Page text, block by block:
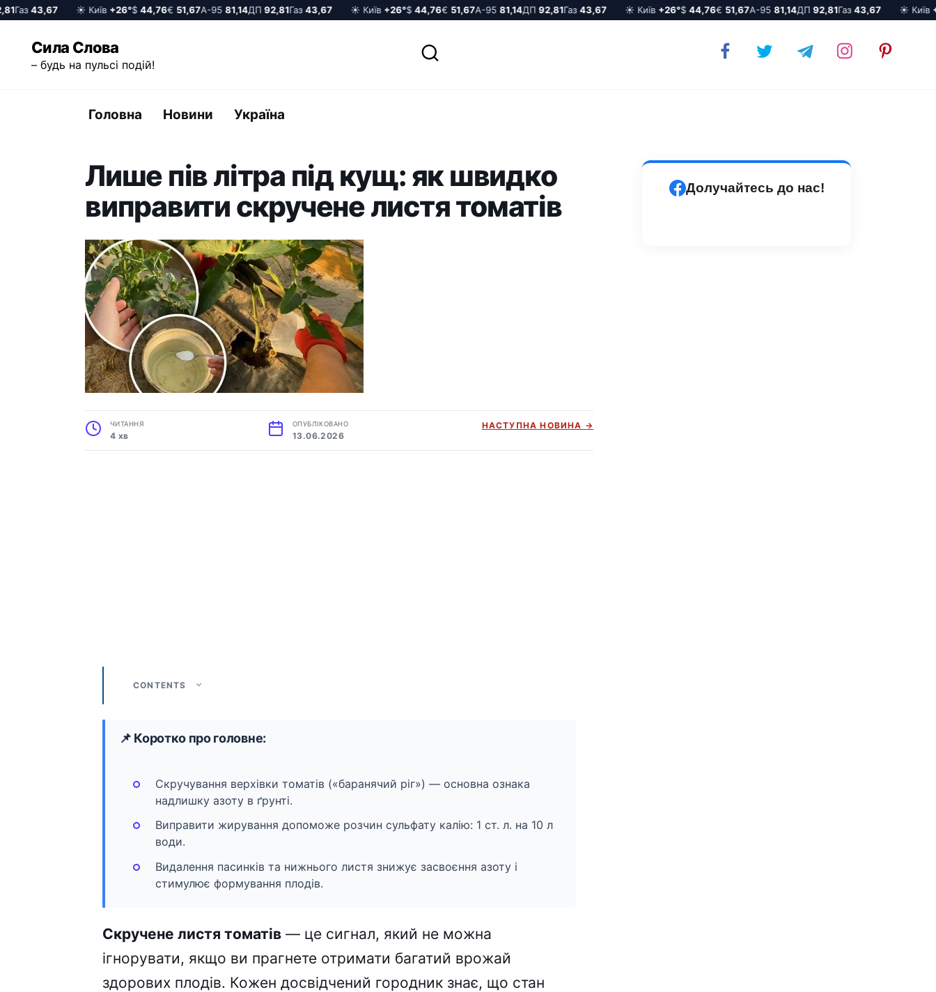
Газ43,67 ☀️ Київ+26°$44,76€51,67А-9581,14ДП92,81Газ43,67 ☀️ Київ+26°$44,76€51,67А-9581,14ДП92,81Газ43,67 ☀️ Київ+26°$44,76€51,67А-9581,14ДП92,81Газ43,67 ☀️ Київ
вмісту
Сила Слова
– будь на пульсі подій!
Головна Новини Україна
Лише пів літра під кущ: як швидко
виправити скручене листя томатів
ЧИТАННЯ
4 хв
ОПУБЛІКОВАНО
13.06.2026
НАСТУПНА НОВИНА →
CONTENTS
📌 Коротко про головне:
Скручування верхівки томатів («баранячий ріг») — основна ознака
надлишку азоту в ґрунті.
Виправити жирування допоможе розчин сульфату калію: 1 ст. л. на 10 л
води.
Видалення пасинків та нижнього листя знижує засвоєння азоту і
стимулює формування плодів.
Скручене листя томатів — це сигнал, який не можна
ігнорувати, якщо ви прагнете отримати багатий врожай
здорових плодів. Кожен досвідчений городник знає, що стан
Долучайтесь до нас!